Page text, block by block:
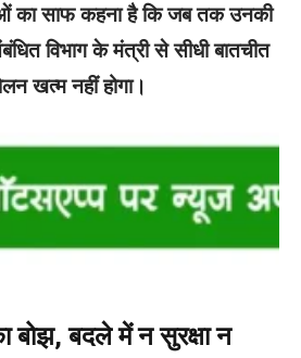
का साफ कहना है कि जब तक उनकी
विभाग के मंत्री से सीधी बातचीत
खत्म नहीं होगा।
बोझ, बदले में न सुरक्षा न